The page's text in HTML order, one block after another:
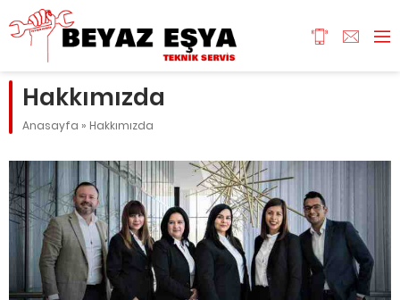
Hakkımızda
Anasayfa » Hakkımızda